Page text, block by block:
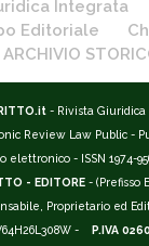
Integrata
Editoriale
ARCHIVIO
- Rivista
Review Law Public -
elettronico - ISSN 1974-
- EDITORE - (Prefisso
Proprietario ed
-
P.IVA